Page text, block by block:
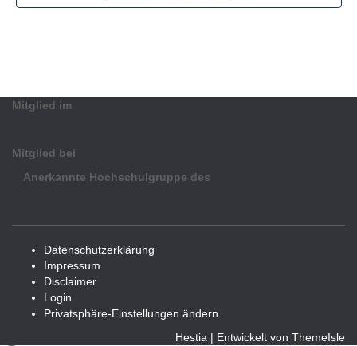
Mitglied im
Mitglied bei
Anerkannte Hochschulgruppe des
Datenschutzerklärung
Impressum
Disclaimer
Login
Privatsphäre-Einstellungen ändern
Hestia | Entwickelt von ThemeIsle